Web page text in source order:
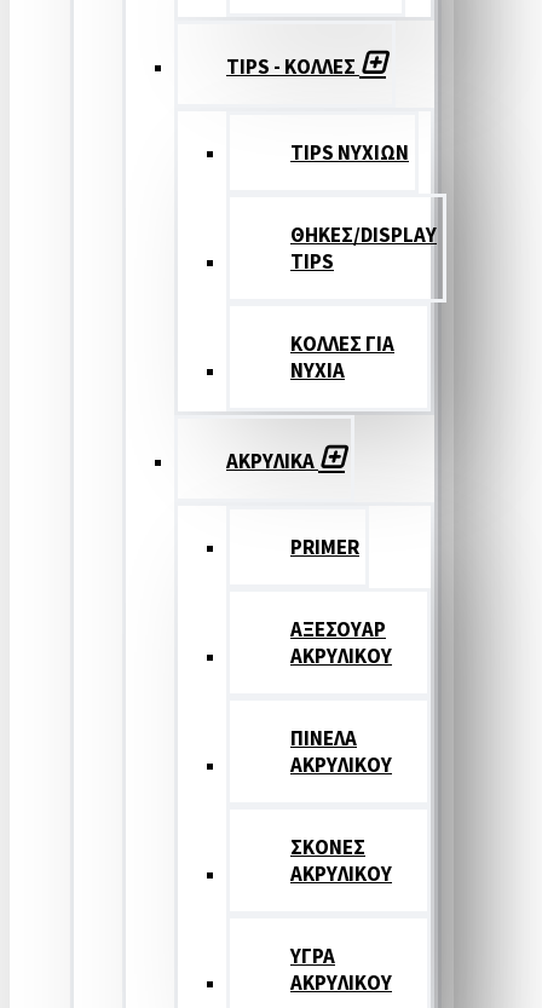
TIPS - ΚΟΛΛΕΣ
TIPS ΝΥΧΙΩΝ
ΘΗΚΕΣ/DISPLAY
TIPS
ΚΟΛΛΕΣ ΓΙΑ
ΝΥΧΙΑ
ΑΚΡΥΛΙΚΑ
PRIMER
ΑΞΕΣΟΥΑΡ
ΑΚΡΥΛΙΚΟΥ
ΠΙΝΕΛΑ
ΑΚΡΥΛΙΚΟΥ
ΣΚΟΝΕΣ
ΑΚΡΥΛΙΚΟΥ
ΥΓΡΑ
ΑΚΡΥΛΙΚΟΥ